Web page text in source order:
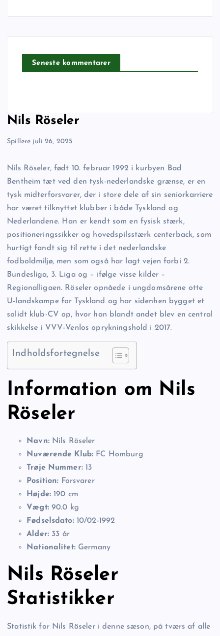
Seneste kommentarer
Nils Röseler
Spillere juli 26, 2025
Nils Röseler, født 10. februar 1992 i kurbyen Bad
Bentheim tæt ved den tysk-nederlandske grænse, er en
tysk midterforsvarer, der i store dele af sin seniorkarriere
har været tilknyttet klubber i både Tyskland og
Nederlandene. Han er kendt som en fysisk stærk,
positioneringssikker og hovedspilsstærk centerback, som
hurtigt fandt sig til rette i det nederlandske
fodboldmiljø, men som også har lagt vejen forbi 2.
Bundesliga, 3. Liga og – ifølge visse kilder –
Regionalligaen. Röseler opnåede i ungdomsårene otte
U-landskampe for Tyskland og har sidenhen bygget et
solidt klub-CV op, hvor han blandt andet blev en central
skikkelse i VVV-Venlos oprykningshold i 2017.
Indholdsfortegnelse
Information om Nils
Röseler
Navn:Nils Röseler
Nuværende Klub: FC Homburg
Trøje Nummer:13
Position: Forsvarer
Højde:190 cm
Vægt:90.0 kg
Fødselsdato:10/02-1992
Alder:33 år
Nationalitet:Germany
Nils Röseler
Statistikker
Statistik for Nils Röseler i denne sæson, på tværs af alle